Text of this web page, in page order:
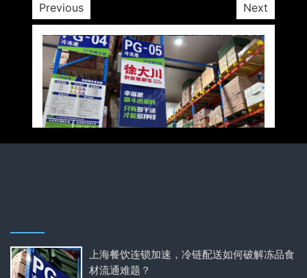
Previous Next
上海餐饮连锁加速，冷链配送如何破解冻品食
材流通难题？